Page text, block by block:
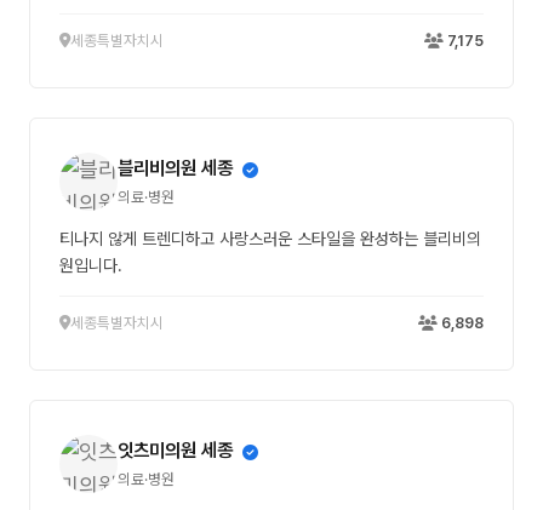
세종특별자치시 7,175
블리비의원 세종
의료·병원
티나지 않게 트렌디하고 사랑스러운 스타일을 완성하는 블리비의
원입니다.
세종특별자치시 6,898
잇츠미의원 세종
의료·병원